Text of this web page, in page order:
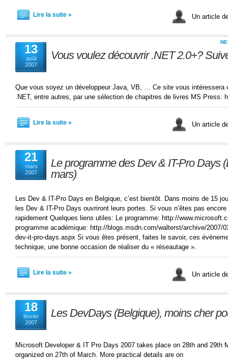
Lire la suite » Un article
13
août
2007
Vous voulez découvrir .NET 2.0+?
Que vous soyez un développeur Java, VB, … Ce site vous intéressera
.NET, entre autres, par une sélection de chapitres de livres MS Press:
Lire la suite » Un article
21
mars
2007
Le programme des Dev & IT-Pro Days
mars)
Les Dev & IT-Pro Days en Belgique, c’est bientôt. Dans moins de 15
les Dev & IT-Pro Days ouvriront leurs portes. Si vous n’êtes pas
rapidement Quelques liens utiles: Le programme: http://
programme académique: http://blogs.msdn.com/walterst/archive/2007/
dev-it-pro-days.aspx Si vous êtes présent, faites le savoir, ces
technique, une bonne occasion de réaliser du « réseautage ».
Lire la suite » Un article
18
février
2007
Les DevDays (Belgique), moins cher
Microsoft Developer & IT Pro Days 2007 takes place on 28th and 29th
organized on 27th of March. More practical details are on